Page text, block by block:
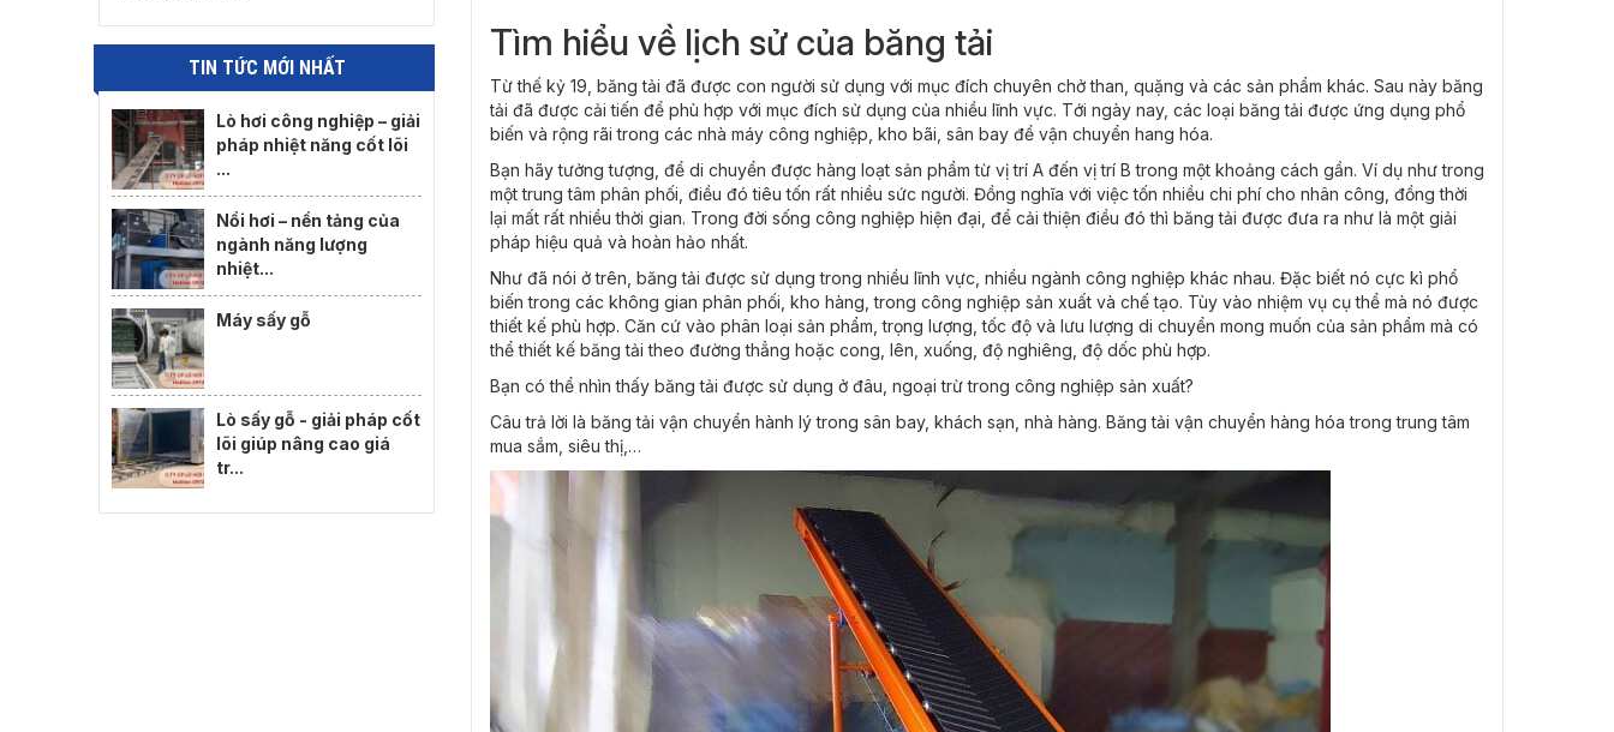
TIN TỨC MỚI NHẤT
Lò hơi công nghiệp – giải
pháp nhiệt năng cốt lõi
...
Nồi hơi – nền tảng của
ngành năng lượng
nhiệt...
Máy sấy gỗ
Lò sấy gỗ - giải pháp cốt
lõi giúp nâng cao giá
tr...
Tìm hiểu về lịch sử của băng tải
Từ thế kỷ 19, băng tải đã được con người sử dụng với mục đích chuyên chở than, quặng và các sản phẩm khác. Sau này băng
tải đã được cải tiến để phù hợp với mục đích sử dụng của nhiều lĩnh vực. Tới ngày nay, các loại băng tải được ứng dụng phổ
biến và rộng rãi trong các nhà máy công nghiệp, kho bãi, sân bay để vận chuyển hang hóa.
Bạn hãy tưởng tượng, để di chuyển được hàng loạt sản phẩm từ vị trí A đến vị trí B trong một khoảng cách gần. Ví dụ như trong
một trung tâm phân phối, điều đó tiêu tốn rất nhiều sức người. Đồng nghĩa với việc tốn nhiều chi phí cho nhân công, đồng thời
lại mất rất nhiều thời gian. Trong đời sống công nghiệp hiện đại, để cải thiện điều đó thì băng tải được đưa ra như là một giải
pháp hiệu quả và hoàn hảo nhất.
Như đã nói ở trên, băng tải được sử dụng trong nhiều lĩnh vực, nhiều ngành công nghiệp khác nhau. Đặc biết nó cực kì phổ
biến trong các không gian phân phối, kho hàng, trong công nghiệp sản xuất và chế tạo. Tùy vào nhiệm vụ cụ thể mà nó được
thiết kế phù hợp. Căn cứ vào phân loại sản phẩm, trọng lượng, tốc độ và lưu lượng di chuyển mong muốn của sản phẩm mà có
thể thiết kế băng tải theo đường thẳng hoặc cong, lên, xuống, độ nghiêng, độ dốc phù hợp.
Bạn có thể nhìn thấy băng tải được sử dụng ở đâu, ngoại trừ trong công nghiệp sản xuất?
Câu trả lời là băng tải vận chuyển hành lý trong sân bay, khách sạn, nhà hàng. Băng tải vận chuyển hàng hóa trong trung tâm
mua sắm, siêu thị,…